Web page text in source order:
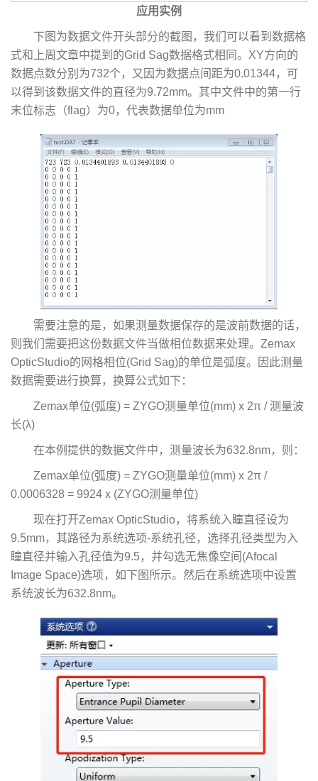
应用实例
下图为数据文件开头部分的截图，我们可以看到数据格
式和上周文章中提到的Grid Sag数据格式相同。XY方向的
数据点数分别为732个，又因为数据点间距为0.01344，可
以得到该数据文件的直径为9.72mm。其中文件中的第一行
末位标志（flag）为0，代表数据单位为mm
需要注意的是，如果测量数据保存的是波前数据的话，
则我们需要把这份数据文件当做相位数据来处理。Zemax
OpticStudio的网格相位(Grid Sag)的单位是弧度。因此测量
数据需要进行换算，换算公式如下：
Zemax单位(弧度) = ZYGO测量单位(mm) x 2π / 测量波
长(λ)
在本例提供的数据文件中，测量波长为632.8nm，则：
Zemax单位(弧度) = ZYGO测量单位(mm) x 2π /
0.0006328 = 9924 x (ZYGO测量单位)
现在打开Zemax OpticStudio，将系统入瞳直径设为
9.5mm，其路径为系统选项-系统孔径，选择孔径类型为入
瞳直径并输入孔径值为9.5，并勾选无焦像空间(Afocal
Image Space)选项，如下图所示。然后在系统选项中设置
系统波长为632.8nm。